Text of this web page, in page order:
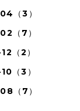
（3）
（7）
（2）
（3）
（7）